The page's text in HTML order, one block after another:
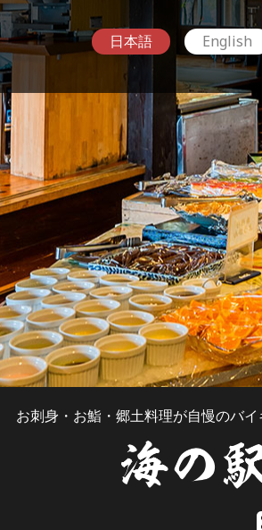
日本語 English
お刺身・お鮨・郷土料理が自慢のバ